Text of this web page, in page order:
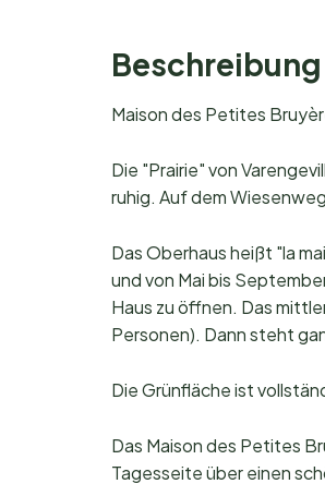
Beschreibung
Maison des Petites
Die "Prairie" von
ruhig. Auf dem
Das Oberhaus heißt "la
und von Mai bis
Haus zu öffnen. Das
Personen). Dann steht
Die Grünfläche ist
Das Maison des Petites
Tagesseite über einen